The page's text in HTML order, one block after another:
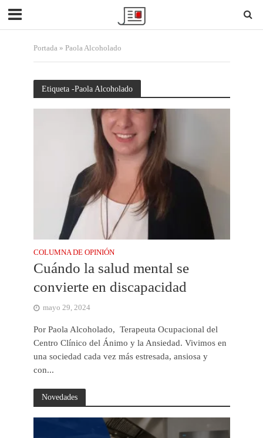
Portada» Paola Alcoholado
Etiqueta -Paola Alcoholado
COLUMNA DE OPINIÓN
Cuándo la salud mental se
convierte en discapacidad
mayo 29, 2024
Por Paola Alcoholado, Terapeuta Ocupacional del
Centro Clínico del Ánimo y la Ansiedad. Vivimos en
una sociedad cada vez más estresada, ansiosa y
con...
Novedades